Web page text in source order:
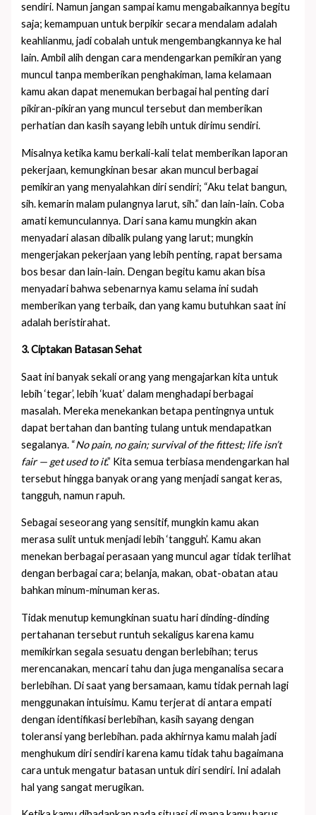
sendiri. Namun jangan sampai kamu mengabaikannya begitu
saja; kemampuan untuk berpikir secara mendalam adalah
keahlianmu, jadi cobalah untuk mengembangkannya ke hal
lain. Ambil alih dengan cara mendengarkan pemikiran yang
muncul tanpa memberikan penghakiman, lama kelamaan
kamu akan dapat menemukan berbagai hal penting dari
pikiran-pikiran yang muncul tersebut dan memberikan
perhatian dan kasih sayang lebih untuk dirimu sendiri.
Misalnya ketika kamu berkali-kali telat memberikan laporan
pekerjaan, kemungkinan besar akan muncul berbagai
pemikiran yang menyalahkan diri sendiri; “Aku telat bangun,
sih. kemarin malam pulangnya larut, sih.” dan lain-lain. Coba
amati kemunculannya. Dari sana kamu mungkin akan
menyadari alasan dibalik pulang yang larut; mungkin
mengerjakan pekerjaan yang lebih penting, rapat bersama
bos besar dan lain-lain. Dengan begitu kamu akan bisa
menyadari bahwa sebenarnya kamu selama ini sudah
memberikan yang terbaik, dan yang kamu butuhkan saat ini
adalah beristirahat.
3. Ciptakan Batasan Sehat
Saat ini banyak sekali orang yang mengajarkan kita untuk
lebih ‘tegar’, lebih ‘kuat’ dalam menghadapi berbagai
masalah. Mereka menekankan betapa pentingnya untuk
dapat bertahan dan banting tulang untuk mendapatkan
segalanya. “No pain, no gain; survival of the fittest; life isn’t
fair — get used to it.” Kita semua terbiasa mendengarkan hal
tersebut hingga banyak orang yang menjadi sangat keras,
tangguh, namun rapuh.
Sebagai seseorang yang sensitif, mungkin kamu akan
merasa sulit untuk menjadi lebih ‘tangguh’. Kamu akan
menekan berbagai perasaan yang muncul agar tidak terlihat
dengan berbagai cara; belanja, makan, obat-obatan atau
bahkan minum-minuman keras.
Tidak menutup kemungkinan suatu hari dinding-dinding
pertahanan tersebut runtuh sekaligus karena kamu
memikirkan segala sesuatu dengan berlebihan; terus
merencanakan, mencari tahu dan juga menganalisa secara
berlebihan. Di saat yang bersamaan, kamu tidak pernah lagi
menggunakan intuisimu. Kamu terjerat di antara empati
dengan identifikasi berlebihan, kasih sayang dengan
toleransi yang berlebihan. pada akhirnya kamu malah jadi
menghukum diri sendiri karena kamu tidak tahu bagaimana
cara untuk mengatur batasan untuk diri sendiri. Ini adalah
hal yang sangat merugikan.